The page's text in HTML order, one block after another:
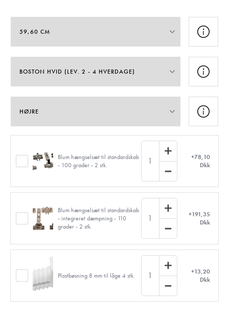
Blum hængselsæt til standardskab
- 100 grader - 2 stk.
1
+78,10
Dkk
Blum hængselsæt til standardskab
- integreret dæmpning - 110
grader - 2 stk.
1
+191,35
Dkk
Plastbøsning 8 mm til låge 4 stk. 1
+13,20
Dkk